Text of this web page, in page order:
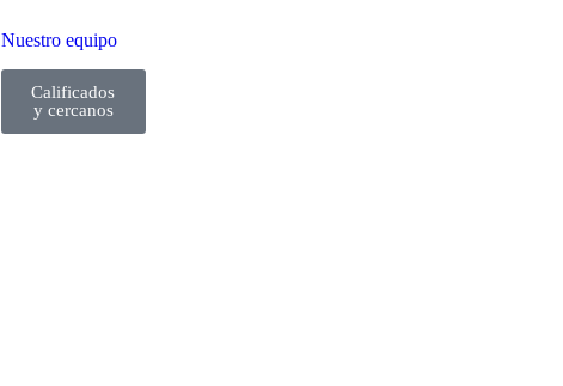
Nuestro equipo
Calificados
y cercanos